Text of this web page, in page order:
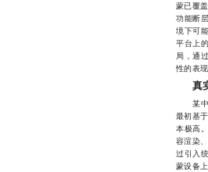
蒙已覆
功能断
境下可
平台上
局，通
性的表现
真
某中型
最初基
本极高
容渲染
过引入
蒙设备